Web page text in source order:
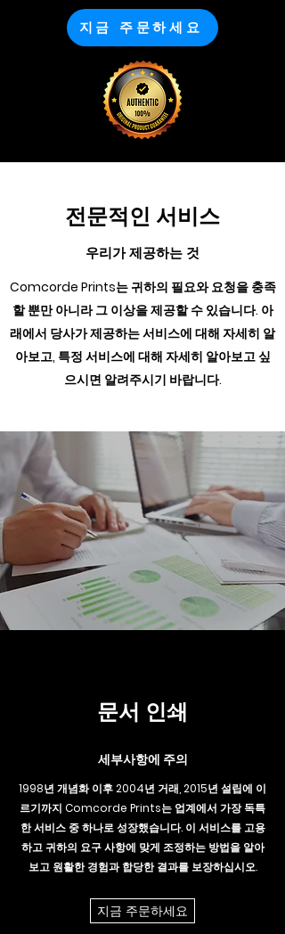
지금 주문하세요
전문적인 서비스
우리가 제공하는 것
Comcorde Prints는 귀하의 필요와 요청을 충족
할 뿐만 아니라 그 이상을 제공할 수 있습니다. 아
래에서 당사가 제공하는 서비스에 대해 자세히 알
아보고, 특정 서비스에 대해 자세히 알아보고 싶
으시면 알려주시기 바랍니다.
문서 인쇄
세부사항에 주의
1998년 개념화 이후 2004년 거래, 2015년 설립에 이
르기까지 Comcorde Prints는 업계에서 가장 독특
한 서비스 중 하나로 성장했습니다. 이 서비스를 고용
하고 귀하의 요구 사항에 맞게 조정하는 방법을 알아
보고 원활한 경험과 합당한 결과를 보장하십시오.
지금 주문하세요